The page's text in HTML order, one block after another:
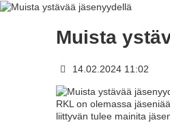
Muista
14.02.2024 11:02
RKL on olemassa
liittyvän tulee mainita